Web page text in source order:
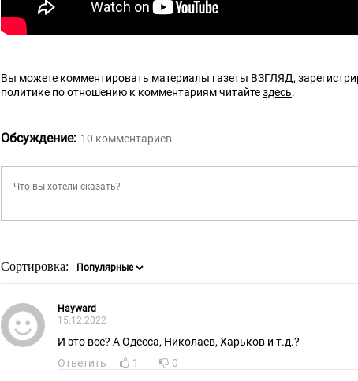
Вы можете комментировать материалы газеты ВЗГЛЯД,
политике по отношению к комментариям читайтездесь.
Обсуждение: 10 комментариев
Сортировка:
Hayward
15.12.2022
И это все? А Одесса, Николаев, Харьков и т.д.?
Ответить
1 0